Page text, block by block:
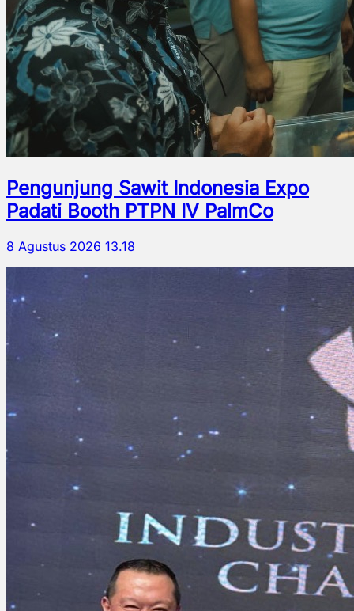
Pengunjung Sawit Indonesia Expo
Padati Booth PTPN IV PalmCo
8 Agustus 2026 13.18